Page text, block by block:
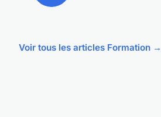
Voir tous les articles Formation →